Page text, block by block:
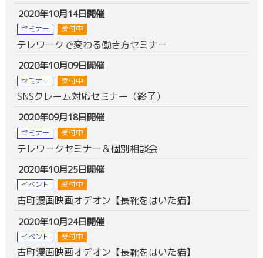
2020年10月14日開催
セミナー 受付中
テレワークで変わる働き方セミナー
2020年10月09日開催
セミナー 受付中
SNSクレーム対応セミナー（終了）
2020年09月18日開催
セミナー 受付中
テレワークセミナー＆個別相談会
2020年10月25日開催
イベント 受付中
古町漫画映画オデオン【長靴をはいた猫】
2020年10月24日開催
イベント 受付中
古町漫画映画オデオン【長靴をはいた猫】